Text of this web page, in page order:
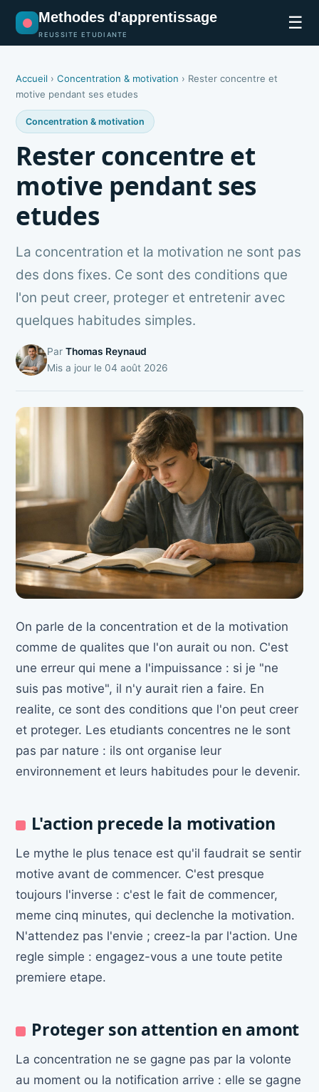
Methodes d'apprentissage
REUSSITE ETUDIANTE
☰
Accueil ›Concentration & motivation › Rester concentre et
motive pendant ses etudes
Concentration & motivation
Rester concentre et
motive pendant ses
etudes
La concentration et la motivation ne sont pas
des dons fixes. Ce sont des conditions que
l'on peut creer, proteger et entretenir avec
quelques habitudes simples.
ParThomas Reynaud
Mis a jour le 04 août 2026
On parle de la concentration et de la motivation
comme de qualites que l'on aurait ou non. C'est
une erreur qui mene a l'impuissance : si je "ne
suis pas motive", il n'y aurait rien a faire. En
realite, ce sont des conditions que l'on peut creer
et proteger. Les etudiants concentres ne le sont
pas par nature : ils ont organise leur
environnement et leurs habitudes pour le devenir.
L'action precede la motivation
Le mythe le plus tenace est qu'il faudrait se sentir
motive avant de commencer. C'est presque
toujours l'inverse : c'est le fait de commencer,
meme cinq minutes, qui declenche la motivation.
N'attendez pas l'envie ; creez-la par l'action. Une
regle simple : engagez-vous a une toute petite
premiere etape.
Proteger son attention en amont
La concentration ne se gagne pas par la volonte
au moment ou la notification arrive : elle se gagne